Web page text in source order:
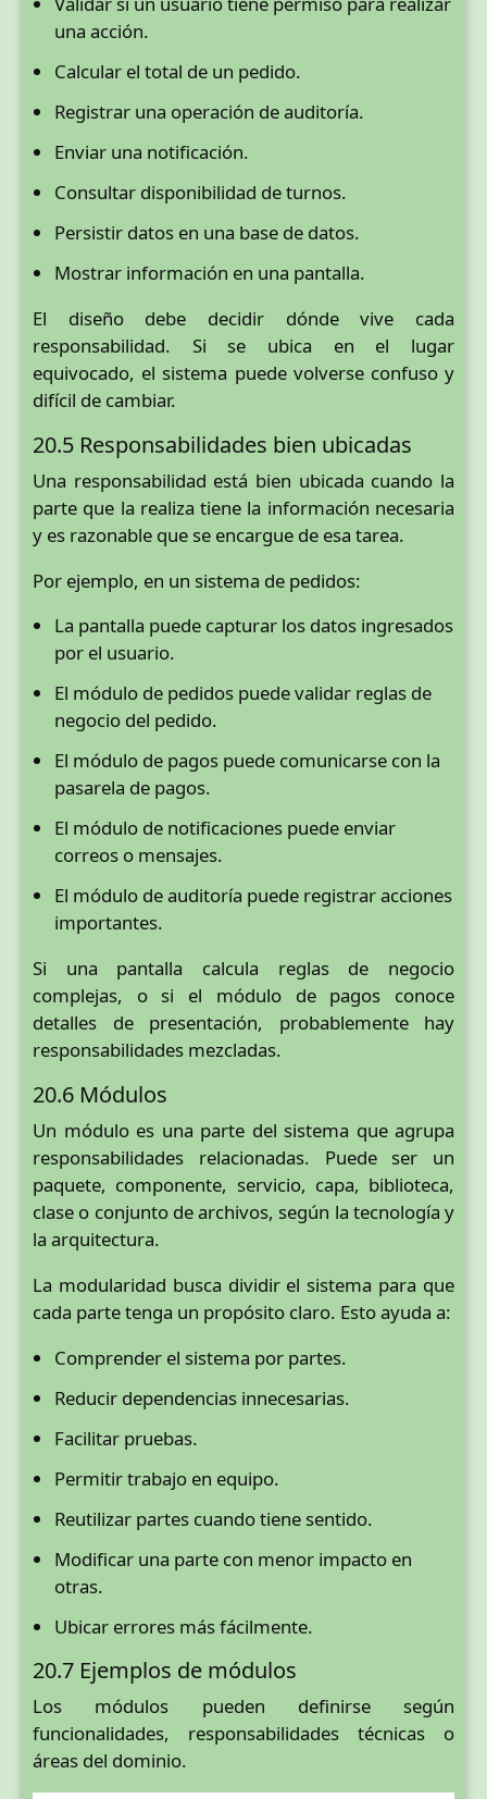
una acción.
Calcular el total de un pedido.
Registrar una operación de auditoría.
Enviar una notificación.
Consultar disponibilidad de turnos.
Persistir datos en una base de datos.
Mostrar información en una pantalla.
El diseño debe decidir dónde vive cada
responsabilidad. Si se ubica en el lugar
equivocado, el sistema puede volverse confuso y
difícil de cambiar.
20.5 Responsabilidades bien ubicadas
Una responsabilidad está bien ubicada cuando la
parte que la realiza tiene la información necesaria
y es razonable que se encargue de esa tarea.
Por ejemplo, en un sistema de pedidos:
La pantalla puede capturar los datos ingresados
por el usuario.
El módulo de pedidos puede validar reglas de
negocio del pedido.
El módulo de pagos puede comunicarse con la
pasarela de pagos.
El módulo de notificaciones puede enviar
correos o mensajes.
El módulo de auditoría puede registrar acciones
importantes.
Si una pantalla calcula reglas de negocio
complejas, o si el módulo de pagos conoce
detalles de presentación, probablemente hay
responsabilidades mezcladas.
20.6 Módulos
Un módulo es una parte del sistema que agrupa
responsabilidades relacionadas. Puede ser un
paquete, componente, servicio, capa, biblioteca,
clase o conjunto de archivos, según la tecnología y
la arquitectura.
La modularidad busca dividir el sistema para que
cada parte tenga un propósito claro. Esto ayuda a:
Comprender el sistema por partes.
Reducir dependencias innecesarias.
Facilitar pruebas.
Permitir trabajo en equipo.
Reutilizar partes cuando tiene sentido.
Modificar una parte con menor impacto en
otras.
Ubicar errores más fácilmente.
20.7 Ejemplos de módulos
Los módulos pueden definirse según
funcionalidades, responsabilidades técnicas o
áreas del dominio.